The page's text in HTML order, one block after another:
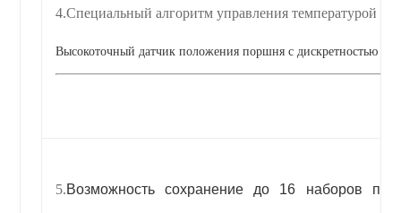
4.Специальный алгоритм управления температурой с
Высокоточный датчик положения поршня с дискретностью
5.Возможность сохранение до 16 наборов